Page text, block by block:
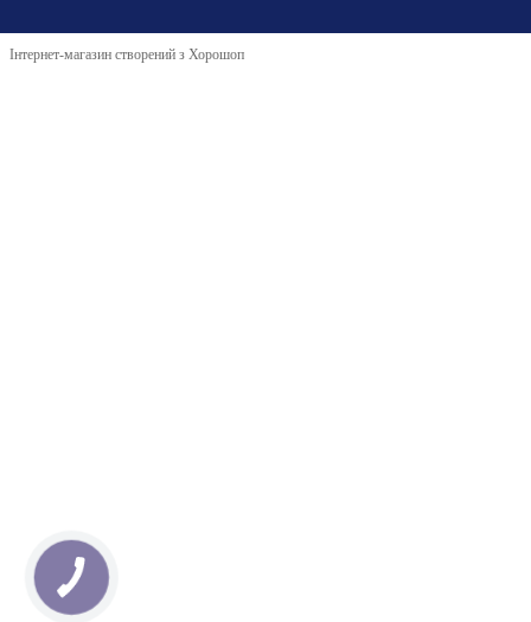
Інтернет-магазин створений з Хорошоп